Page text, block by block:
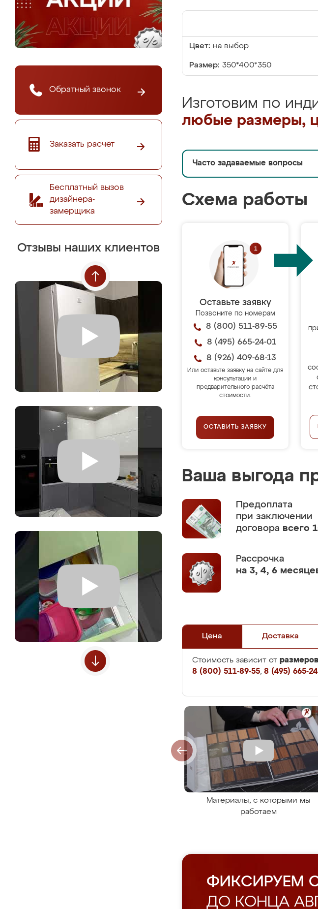
Обратный звонок
Заказать расчёт
Бесплатный вызов
дизайнера-
замерщика
Отзывы наших клиентов
Цвет: на выбор
Размер: 350*400*350
Изготовим по
любые размеры,
Часто задаваемые вопросы
Схема работы
Оставьте заявку
Позвоните по номерам
8 (800) 511-89-55
8 (495) 665-24-01
8 (926) 409-68-13
Или оставьте заявку на сайте для
консультации и
предварительного расчёта
стоимости.
ОСТАВИТЬ ЗАЯВКУ
Ваша выгода
Предоплата
при заключении
договора всего
Рассрочка
на 3, 4, 6
Цена Доставка
Стоимость зависит от
8 (800) 511-89-55, 8 (495) 665-
Материалы, с которыми мы
работаем
ФИКСИРУЕМ
ДО КОНЦА